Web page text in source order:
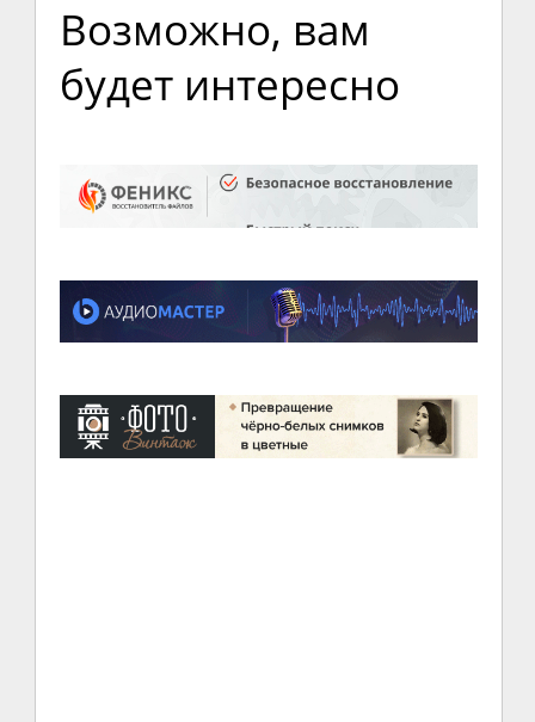
Возможно, вам
будет интересно